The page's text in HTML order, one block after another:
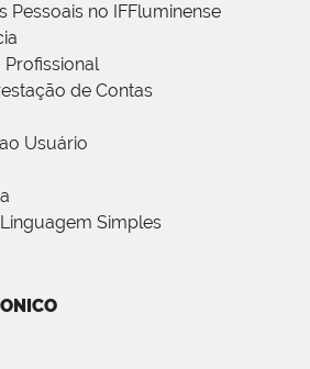
Pessoais no IFFluminense
Profissional
de Contas
Usuário
Simples